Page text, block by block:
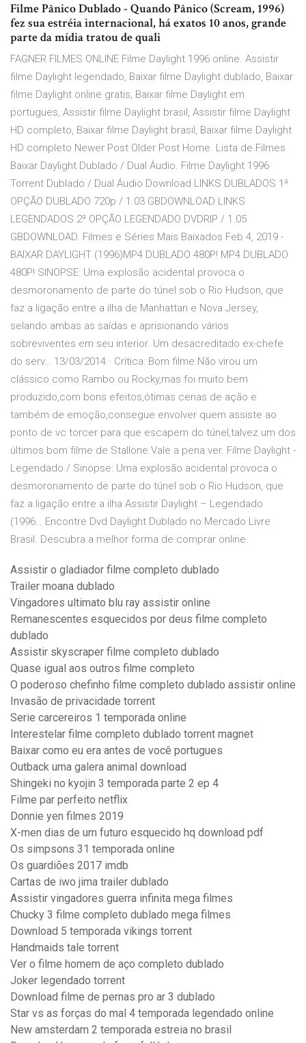
Filme Pânico Dublado - Quando Pânico (Scream, 1996)
fez sua estréia internacional, há exatos 10 anos, grande
parte da mídia tratou de quali
FAGNER FILMES ONLINE Filme Daylight 1996 online. Assistir
filme Daylight legendado, Baixar filme Daylight dublado, Baixar
filme Daylight online gratis, Baixar filme Daylight em
portugues, Assistir filme Daylight brasil, Assistir filme Daylight
HD completo, Baixar filme Daylight brasil, Baixar filme Daylight
HD completo Newer Post Older Post Home. Lista de Filmes
Baixar Daylight Dublado / Dual Áudio. Filme Daylight 1996
Torrent Dublado / Dual Áudio Download LINKS DUBLADOS 1ª
OPÇÃO DUBLADO 720p / 1.03 GBDOWNLOAD LINKS
LEGENDADOS 2ª OPÇÃO LEGENDADO DVDRIP / 1.05
GBDOWNLOAD. Filmes e Séries Mais Baixados Feb 4, 2019 -
BAIXAR DAYLIGHT (1996)MP4 DUBLADO 480P! MP4 DUBLADO
480P! SINOPSE: Uma explosão acidental provoca o
desmoronamento de parte do túnel sob o Rio Hudson, que
faz a ligação entre a ilha de Manhattan e Nova Jersey,
selando ambas as saídas e aprisionando vários
sobreviventes em seu interior. Um desacreditado ex-chefe
do serv… 13/03/2014 · Crítica: Bom filme.Não virou um
clássico como Rambo ou Rocky,mas foi muito bem
produzido,com bons efeitos,ótimas cenas de ação e
também de emoção,consegue envolver quem assiste ao
ponto de vc torcer para que escapem do túnel,talvez um dos
últimos bom filme de Stallone.Vale a pena ver. Filme Daylight -
Legendado / Sinopse: Uma explosão acidental provoca o
desmoronamento de parte do túnel sob o Rio Hudson, que
faz a ligação entre a ilha Assistir Daylight – Legendado
(1996… Encontre Dvd Daylight Dublado no Mercado Livre
Brasil. Descubra a melhor forma de comprar online.
Assistir o gladiador filme completo dublado
Trailer moana dublado
Vingadores ultimato blu ray assistir online
Remanescentes esquecidos por deus filme completo
dublado
Assistir skyscraper filme completo dublado
Quase igual aos outros filme completo
O poderoso chefinho filme completo dublado assistir online
Invasão de privacidade torrent
Serie carcereiros 1 temporada online
Interestelar filme completo dublado torrent magnet
Baixar como eu era antes de você portugues
Outback uma galera animal download
Shingeki no kyojin 3 temporada parte 2 ep 4
Filme par perfeito netflix
Donnie yen filmes 2019
X-men dias de um futuro esquecido hq download pdf
Os simpsons 31 temporada online
Os guardiões 2017 imdb
Cartas de iwo jima trailer dublado
Assistir vingadores guerra infinita mega filmes
Chucky 3 filme completo dublado mega filmes
Download 5 temporada vikings torrent
Handmaids tale torrent
Ver o filme homem de aço completo dublado
Joker legendado torrent
Download filme de pernas pro ar 3 dublado
Star vs as forças do mal 4 temporada legendado online
New amsterdam 2 temporada estreia no brasil